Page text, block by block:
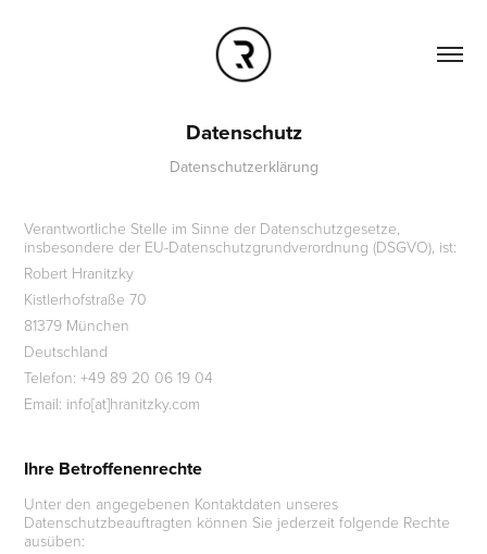
Datenschutz
Datenschutzerklärung
Verantwortliche Stelle im Sinne der Datenschutzgesetze,
insbesondere der EU-Datenschutzgrundverordnung (DSGVO), ist:
Robert Hranitzky
Kistlerhofstraße 70
81379 München
Deutschland
Telefon: +49 89 20 06 19 04
Email: info[at]hranitzky.com
Ihre Betroffenenrechte
Unter den angegebenen Kontaktdaten unseres
Datenschutzbeauftragten können Sie jederzeit folgende Rechte
ausüben: